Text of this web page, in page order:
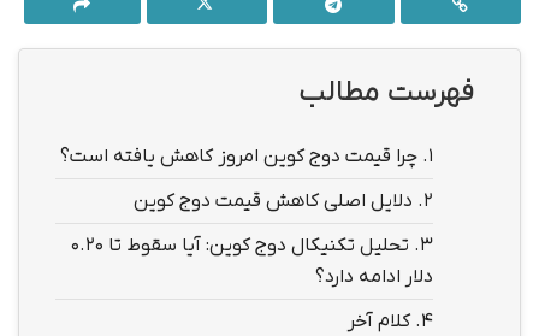
فهرست مطالب
1. چرا قیمت دوج کوین امروز کاهش یافته است؟
2. دلایل اصلی کاهش قیمت دوج کوین
3.
تحلیل تکنیکال دوج کوین: آیا سقوط تا ۰.۲۰
دلار ادامه دارد؟
4. کلام آخر